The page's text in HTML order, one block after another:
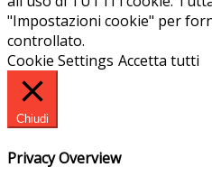
"Impostazioni cookie" per
controllato.
Cookie Settings Accetta tutti
Chiudi
Privacy Overview